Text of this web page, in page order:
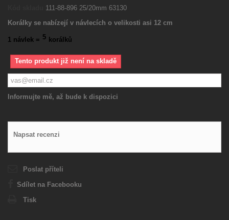
111-88-896 25/20mm 63130
Korálky se nabízejí v návlecích o velikosti asi 12 cm
1 návlek = 5 korálků
Tento produkt již není na skladě
Informujte mě, až bude k dispozici
Napsat recenzi
Poslat příteli
Sdílet na Facebooku
Tisk